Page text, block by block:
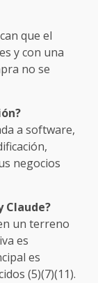
que el
y con una
no se
a software,
negocios
Claude?
un terreno
es
es
(5)(7)(11).